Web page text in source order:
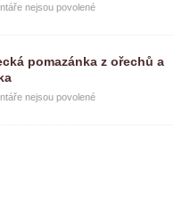
nejsou povolené
pomazánka z ořechů a
nejsou povolené